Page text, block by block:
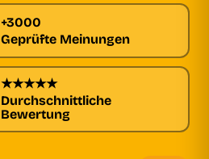
+3000
Geprüfte Meinungen
★★★★★
Durchschnittliche
Bewertung